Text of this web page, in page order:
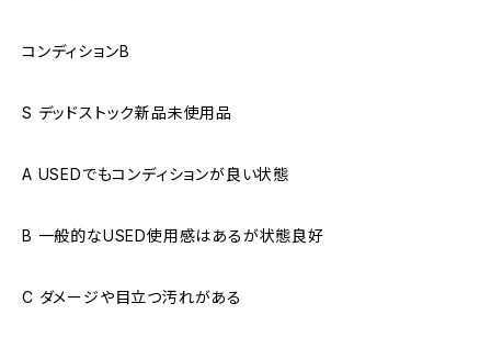
コンディションB
S デッドストック新品未使用品
A USEDでもコンディションが良い状態
B 一般的なUSED使用感はあるが状態良好
C ダメージや目立つ汚れがある